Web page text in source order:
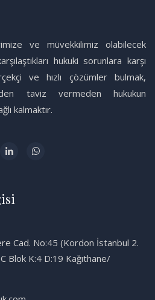
ve müvekkilimiz olabilecek
hukuki sorunlara karşı
ve hızlı çözümler bulmak,
taviz vermeden hukukun
kalmaktır.
Cad. No:45 (Kordon İstanbul 2.
Blok K:4 D:19 Kağıthane/